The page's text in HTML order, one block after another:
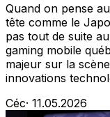
Quand on pense
tête comme le
pas tout de suite
gaming mobile
majeur sur la
innovations
Céc· 11.05.2026